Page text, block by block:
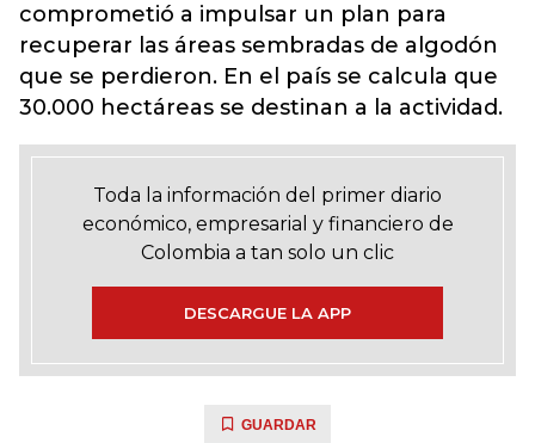
comprometió a impulsar un plan para
recuperar las áreas sembradas de algodón
que se perdieron. En el país se calcula que
30.000 hectáreas se destinan a la actividad.
Toda la información del primer diario
económico, empresarial y financiero de
Colombia a tan solo un clic
DESCARGUE LA APP
GUARDAR